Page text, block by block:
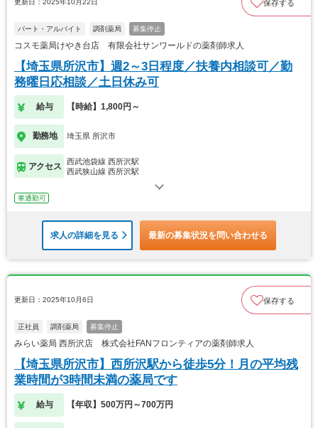
更新日：2025年10月22日 保存する
パート・アルバイト 調剤薬局 募集停止
コスモ薬局けやき台店 有限会社サンワールドの薬剤師求人
【埼玉県所沢市】週2～3日程度／扶養内相談可／勤
務曜日応相談／土日休み可
給与 【時給】1,800円～
勤務地 埼玉県 所沢市
アクセス
西武池袋線 西所沢駅
西武狭山線 西所沢駅
車通勤可
求人の詳細を見る 最新の募集状況を問い合わせる
更新日：2025年10月6日 保存する
正社員 調剤薬局 募集停止
みらい薬局 西所沢店 株式会社FANフロンティアの薬剤師求人
【埼玉県所沢市】西所沢駅から徒歩5分！月の平均残
業時間が3時間未満の薬局です
給与 【年収】500万円～700万円